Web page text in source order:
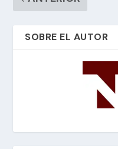
SOBRE EL AUTOR